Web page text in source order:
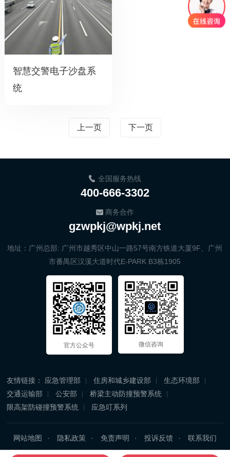
智慧交警电子沙盘系
统
上一页 下一页
全国服务热线
400-666-3302
商务合作
gzwpkj@wpkj.net
地址：广州总部: 广州市越秀区中山一路57号南方铁道大厦9F、广州
市番禺区汉溪大道时代E-PARK B3栋1905
官方公众号 微信咨询
友情链接： 应急管理部 住房和城乡建设部
生态环境部
交通运输部
公安部
桥梁主动防撞预警系统
限高架防碰撞预警系统
应急叮系列
网站地图 隐私政策 免责声明 投诉反馈
联系我们
Copyright © 2025 广州忘平信息科技有限公司 All Rights Reserved.